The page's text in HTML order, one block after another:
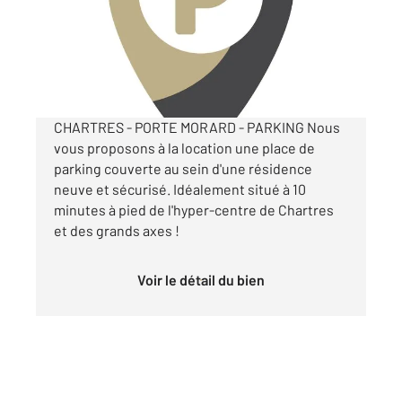
Parking à louer
75 €
par mois charges comprises
CHARTRES - PORTE MORARD - PARKING Nous
vous proposons à la location une place de
parking couverte au sein d'une résidence
neuve et sécurisé. Idéalement situé à 10
minutes à pied de l'hyper-centre de Chartres
et des grands axes !
Voir le détail du bien